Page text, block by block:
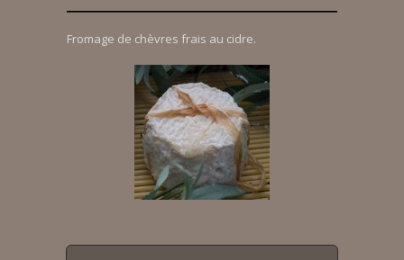
Fromage de chèvres frais au cidre.